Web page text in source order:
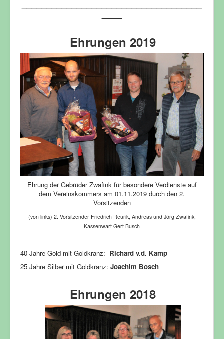
____
Ehrungen 2019
Ehrung der Gebrüder Zwafink für besondere Verdienste auf
dem Vereinskommers am 01.11.2019 durch den 2.
Vorsitzenden
(von links) 2. Vorsitzender Friedrich Reurik, Andreas und Jörg Zwafink,
Kassenwart Gert Busch
40 Jahre Gold mit Goldkranz: Richard v.d. Kamp
25 Jahre Silber mit Goldkranz: Joachim Bosch
Ehrungen 2018